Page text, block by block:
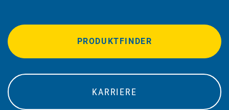
PRODUKTFINDER
KARRIERE